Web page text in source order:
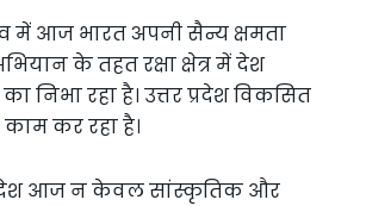
में आज भारत अपनी सैन्य क्षमता
के तहत रक्षा क्षेत्र में देश
निभा रहा है। उत्तर प्रदेश विकसित
कर रहा है।
आज न केवल सांस्कृतिक और